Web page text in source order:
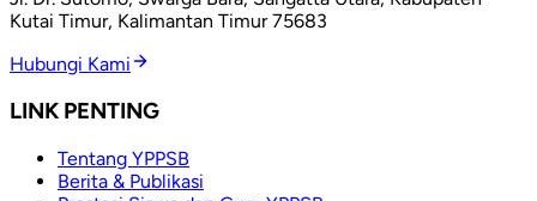
Kutai Timur, Kalimantan Timur 75683
Hubungi Kami
LINK PENTING
Tentang YPPSB
Berita & Publikasi